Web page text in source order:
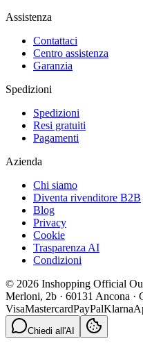
Assistenza
Contattaci
Centro assistenza
Garanzia
Spedizioni
Spedizioni
Resi gratuiti
Pagamenti
Azienda
Chi siamo
Diventa rivenditore B2B
Blog
Privacy
Cookie
Trasparenza AI
Condizioni
© 2026 Inshopping Official
Merloni, 2b · 60131 Ancona ·
VisaMastercardPayPalKlarna
Chiedi all'AI